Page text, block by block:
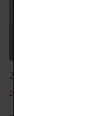
20191115金屬工藝
2022-05-19